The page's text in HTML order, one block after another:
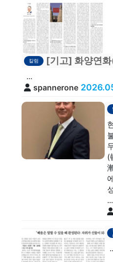
칼럼 [기고] 화양연
...
spannerone
(
...